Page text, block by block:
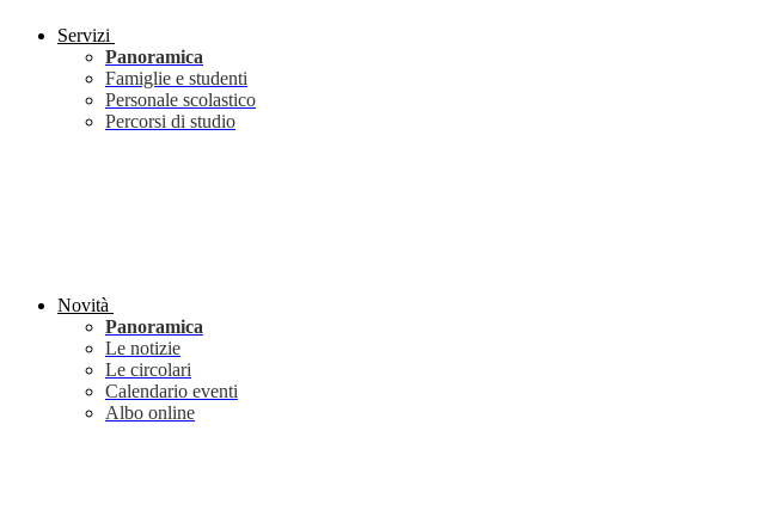
Servizi
Panoramica
Famiglie e studenti
Personale scolastico
Percorsi di studio
Novità
Panoramica
Le notizie
Le circolari
Calendario eventi
Albo online